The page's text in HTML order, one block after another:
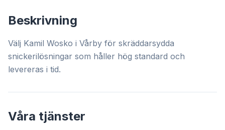
Beskrivning
Välj Kamil Wosko i Vårby för skräddarsydda
snickerilösningar som håller hög standard och
levereras i tid.
Våra tjänster